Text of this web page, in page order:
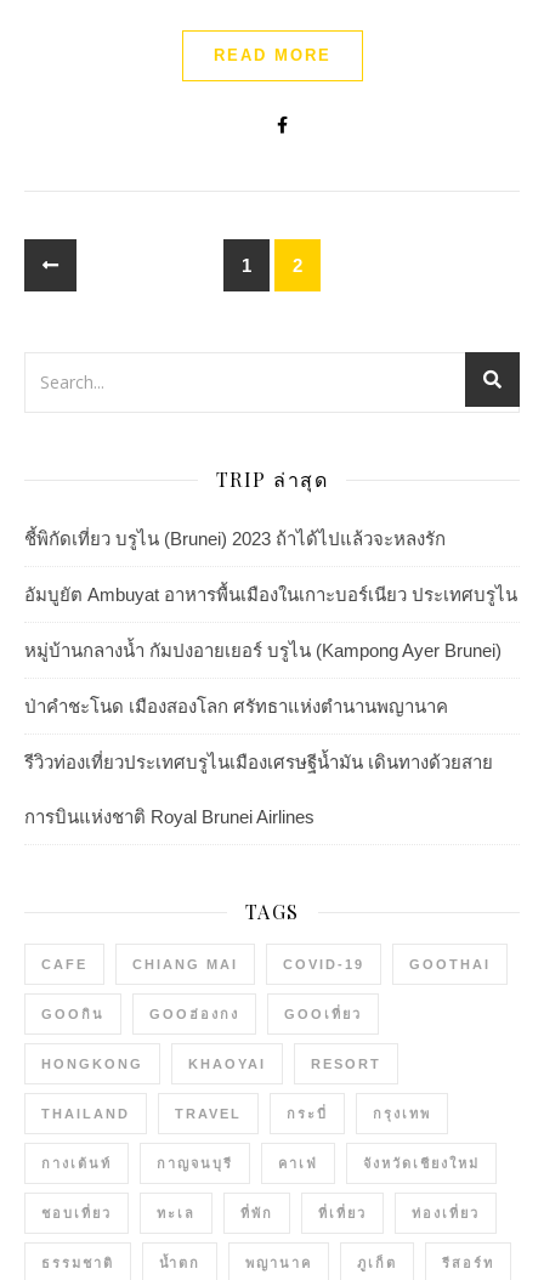
READ MORE
1 2
TRIP ล่าสุด
ชี้พิกัดเที่ยว บรูไน (Brunei) 2023 ถ้าได้ไปแล้วจะหลงรัก
อัมบูยัต Ambuyat อาหารพื้นเมืองในเกาะบอร์เนียว ประเทศบรูไน
หมู่บ้านกลางน้ำ กัมปงอายเยอร์ บรูไน (Kampong Ayer Brunei)
ป่าคำชะโนด เมืองสองโลก ศรัทธาแห่งตำนานพญานาค
รีวิวท่องเที่ยวประเทศบรูไนเมืองเศรษฐีน้ำมัน เดินทางด้วยสาย
การบินแห่งชาติ Royal Brunei Airlines
TAGS
CAFE CHIANG MAI COVID-19 GOOTHAI
GOOกิน GOOฮ่องกง GOOเที่ยว
HONGKONG KHAOYAI RESORT
THAILAND TRAVEL กระบี่ กรุงเทพ
กางเต้นท์ กาญจนบุรี คาเฟ่ จังหวัดเชียงใหม่
ชอบเที่ยว ทะเล ที่พัก ที่เที่ยว ท่องเที่ยว
ธรรมชาติ น้ำตก พญานาค ภูเก็ต รีสอร์ท